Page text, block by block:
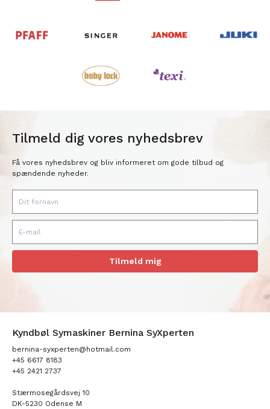
Tilmeld dig vores nyhedsbrev
Få vores nyhedsbrev og bliv informeret om gode tilbud og
spændende nyheder.
Tilmeld mig
Kyndbøl Symaskiner Bernina SyXperten
bernina-syxperten@hotmail.com
+45 6617 8183
+45 2421 2737
Stærmosegårdsvej 10
DK-5230 Odense M